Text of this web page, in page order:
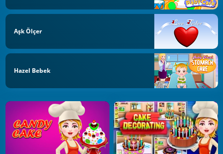
Aşk Ölçer
Hazel Bebek